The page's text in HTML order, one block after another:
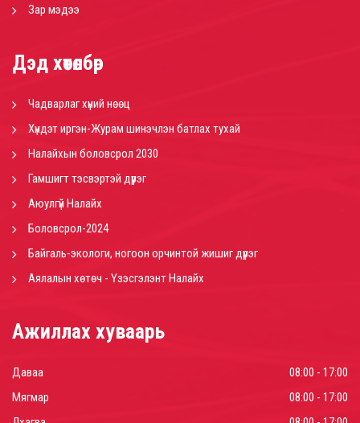
Зар мэдээ
Дэд хөтөлбөр
Чадварлаг хүний нөөц
Хүндэт иргэн-Журам шинэчлэн батлах тухай
Налайхын боловсрол 2030
Гамшигт тэсвэртэй дүүрэг
Аюулгүй Налайх
Боловсрол-2024
Байгаль-экологи, ногоон орчинтой жишиг дүүрэг
Аялалын хөтөч - Үзэсгэлэнт Налайх
Ажиллах хуваарь
Даваа
08:00 - 17:00
Мягмар
08:00 - 17:00